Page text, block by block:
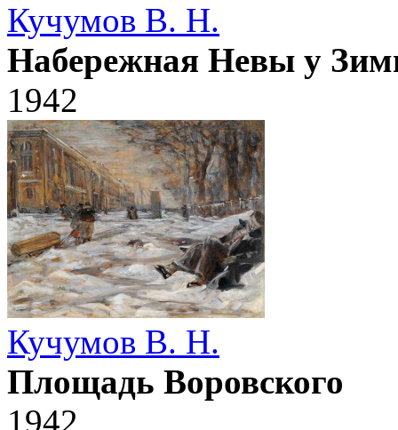
Кучумов В. Н.
Набережная Невы у
1942
Кучумов В. Н.
Площадь Воровского
1942